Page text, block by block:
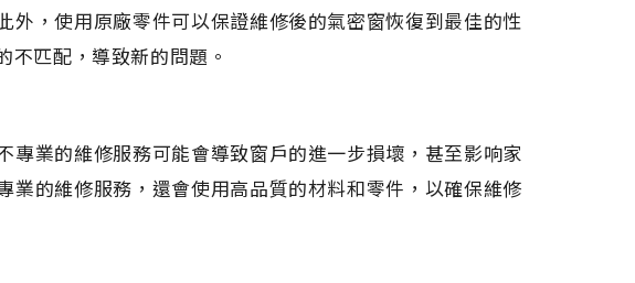
，使用原廠零件可以保證維修後的氣密窗恢復到最佳的性
不匹配，導致新的問題。
專業的維修服務可能會導致窗戶的進一步損壞，甚至影响家
業的維修服務，還會使用高品質的材料和零件，以確保維修